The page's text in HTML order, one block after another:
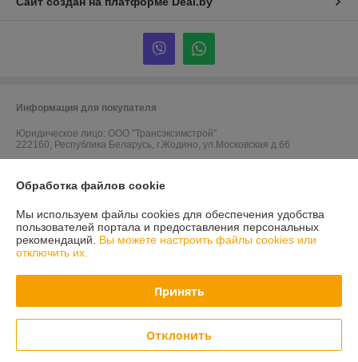
Информация для покупателя
Юридическое лицо: ООО "Трансэксимстрой"
222160, Республика Беларусь, г.Жодино, ул.Московская д.66
Регистрационный орган: Жодинский горисполком
Дата регистрации компании: 05.01.2011
Ссылка на свидетельство/лицензию
Ссылка на свидетельство/лицензию
Ссылка на свидетельство/лицензию
Местонахождение книги жалоб и предложений: ул. Московская, 66
Обработка файлов cookie
Мы используем файлы cookies для обеспечения удобства
пользователей портала и предоставления персональных
рекомендаций. Вы можете настроить файлы cookies или
отключить их.
Принять
Отклонить